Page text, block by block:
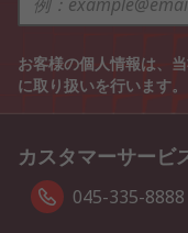
お客様の個人情報は、
に取り扱いを行います。
カスタマーサービ
045-335-8888